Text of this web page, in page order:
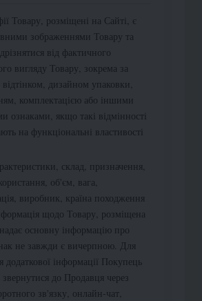
Товару, розміщені на Сайті, є
зображеннями Товару та
від фактичного
вигляду Товару, зокрема за
дизайном упаковки,
комплектацією або іншими
ознаками, якщо такі відмінності
на функціональні властивості
склад, призначення,
об'єм, вага,
виробник, країна походження
щодо Товару, розміщена
основну інформацію про
не завжди є вичерпною. Для
додаткової інформації Покупець
до Продавця через
зв'язку, онлайн-чат,